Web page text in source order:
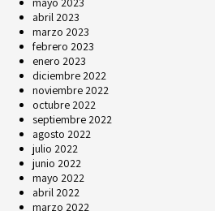
abril 2023
marzo 2023
febrero 2023
enero 2023
diciembre 2022
noviembre 2022
octubre 2022
septiembre 2022
agosto 2022
julio 2022
junio 2022
mayo 2022
abril 2022
marzo 2022